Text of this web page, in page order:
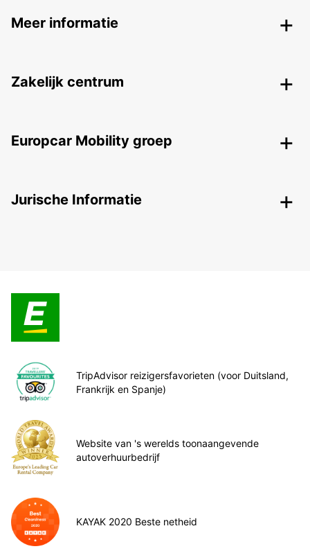
Meer informatie
Zakelijk centrum
Europcar Mobility groep
Jurische Informatie
TripAdvisor reizigersfavorieten (voor Duitsland,
Frankrijk en Spanje)
Website van 's werelds toonaangevende
autoverhuurbedrijf
KAYAK 2020 Beste netheid